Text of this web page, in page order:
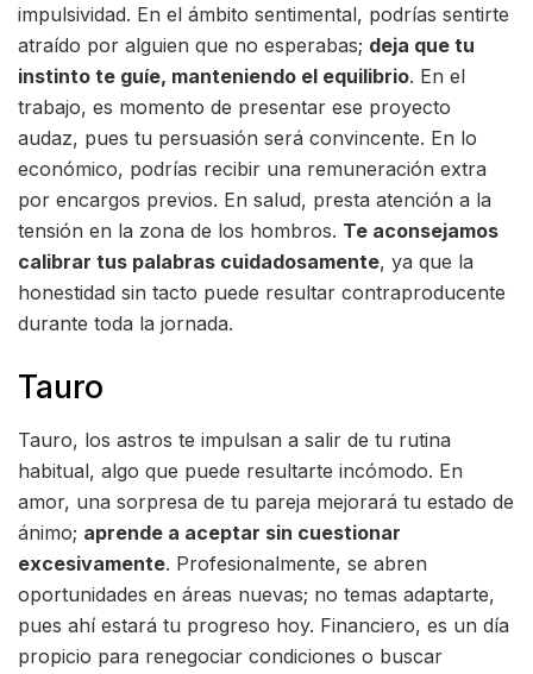
impulsividad. En el ámbito sentimental, podrías sentirte
atraído por alguien que no esperabas; deja que tu
instinto te guíe, manteniendo el equilibrio. En el
trabajo, es momento de presentar ese proyecto
audaz, pues tu persuasión será convincente. En lo
económico, podrías recibir una remuneración extra
por encargos previos. En salud, presta atención a la
tensión en la zona de los hombros. Te aconsejamos
calibrar tus palabras cuidadosamente, ya que la
honestidad sin tacto puede resultar contraproducente
durante toda la jornada.
Tauro
Tauro, los astros te impulsan a salir de tu rutina
habitual, algo que puede resultarte incómodo. En
amor, una sorpresa de tu pareja mejorará tu estado de
ánimo; aprende a aceptar sin cuestionar
excesivamente. Profesionalmente, se abren
oportunidades en áreas nuevas; no temas adaptarte,
pues ahí estará tu progreso hoy. Financiero, es un día
propicio para renegociar condiciones o buscar